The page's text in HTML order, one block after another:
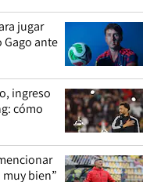
jugar
Gago ante
ingreso
cómo
bien”